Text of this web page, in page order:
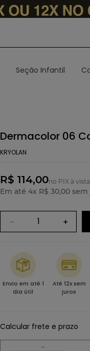
Seção Infantil
Dermacolor 06
KRYOLAN
R$ 114,00no PIX à vista
Em até 4x R$ 30,00 sem
＋
－
Envio em até 1
dia útil
Até 12x sem
juros
Calcular frete e prazo